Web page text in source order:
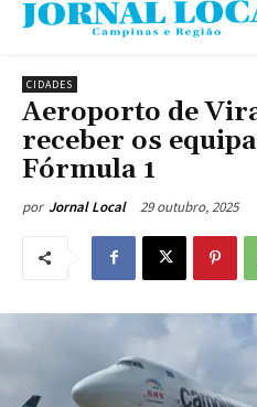
CIDADES
Aeroporto de
receber os
Fórmula 1
por Jornal Local 29 outubro, 2025